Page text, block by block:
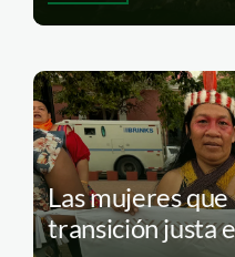
Las mujeres
transición justa